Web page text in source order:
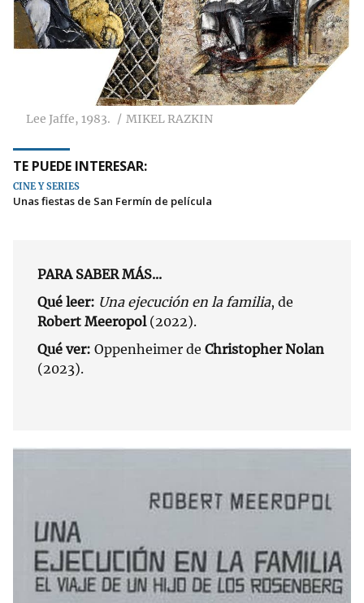
Lee Jaffe, 1983. MIKEL RAZKIN
TE PUEDE INTERESAR:
CINE Y SERIES
Unas fiestas de San Fermín de película
PARA SABER MÁS...
Qué leer: Una ejecución en la familia, de
Robert Meeropol(2022).
Qué ver: Oppenheimer de Christopher Nolan
(2023).